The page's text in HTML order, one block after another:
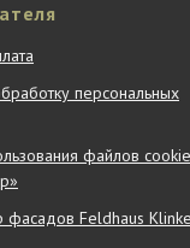
персональных
файлов cookie
фасадов Feldhaus